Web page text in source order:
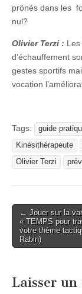
prônés dans les
nul?
Olivier Terzi :
d’échauffement
gestes sportifs
vocation
Tags: guide
Kinésithérapeute
Olivier Terzi
Post
navigation
← Jouer sur la
« TEMPS pour
votre thème
Rabin)
Laisser